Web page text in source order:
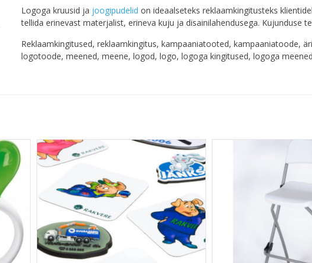
Logoga kruusid ja joogipudelid on ideaalseteks reklaamkingitusteks
tellida erinevast materjalist, erineva kuju ja disainilahendusega. Kujunduse
Reklaamkingitused, reklaamkingitus, kampaaniatooted, kampaaniatoode,
logotoode, meened, meene, logod, logo, logoga kingitused, logoga